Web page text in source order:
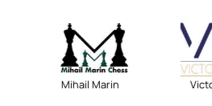
Mihail Marin Victor